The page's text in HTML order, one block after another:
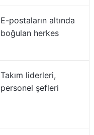
E-postaların altında
boğulan herkes
Takım liderleri,
personel şefleri